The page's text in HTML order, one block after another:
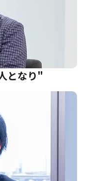
となり"